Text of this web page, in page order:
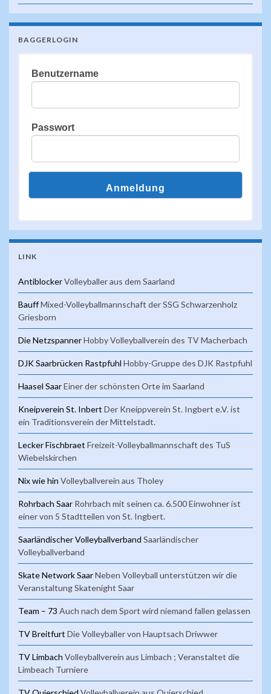
BAGGERLOGIN
Benutzername
Passwort
LINK
AntiblockerVolleyballer aus dem Saarland
BauffMixed-Volleyballmannschaft der SSG Schwarzenholz
Griesborn
Die NetzspannerHobby Volleyballverein des TV Macherbach
DJK Saarbrücken Rastpfuhl Hobby-Gruppe des DJK Rastpfuhl
Haasel SaarEiner der schönsten Orte im Saarland
Kneipverein St. Inbert Der Kneippverein St. Ingbert e.V. ist
ein Traditionsverein der Mittelstadt.
Lecker Fischbraet Freizeit-Volleyballmannschaft des TuS
Wiebelskirchen
Nix wie hin Volleyballverein aus Tholey
Rohrbach Saar Rohrbach mit seinen ca. 6.500 Einwohner ist
einer von 5 Stadtteilen von St. Ingbert.
Saarländischer Volleyballverband Saarländischer
Volleyballverband
Skate Network SaarNeben Volleyball unterstützen wir die
Veranstaltung Skatenight Saar
Team – 73 Auch nach dem Sport wird niemand fallen gelassen
TV Breitfurt Die Volleyballer von Hauptsach Driwwer
TV Limbach Volleyballverein aus Limbach ; Veranstaltet die
Limbeach Turniere